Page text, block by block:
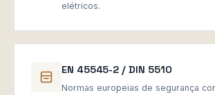
elétricos.
EN 45545-2 / DIN 5510
Normas europeias de segurança